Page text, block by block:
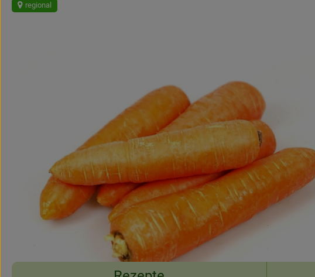
regional